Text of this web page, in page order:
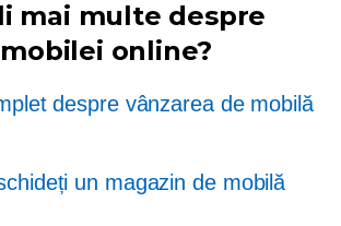
mai multe despre
online?
despre vânzarea de mobilă
un magazin de mobilă